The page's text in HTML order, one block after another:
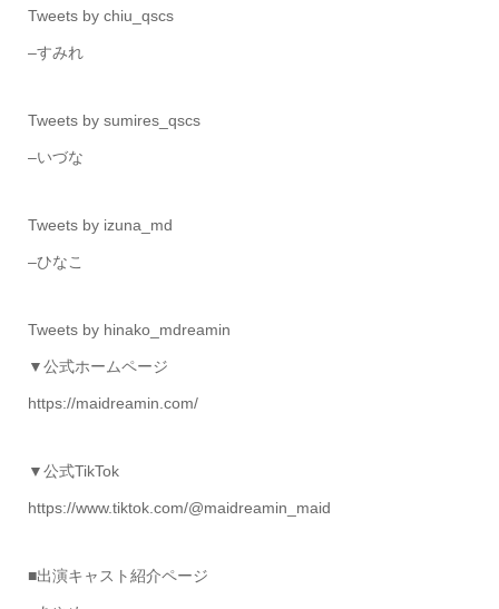
Tweets by chiu_qscs
–すみれ
Tweets by sumires_qscs
–いづな
Tweets by izuna_md
–ひなこ
Tweets by hinako_mdreamin
▼公式ホームページ
https://maidreamin.com/
▼公式TikTok
https://www.tiktok.com/@maidreamin_maid
■出演キャスト紹介ページ